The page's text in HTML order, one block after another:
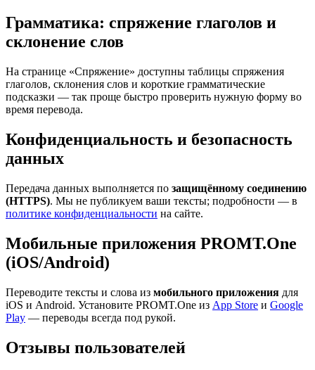
Грамматика: спряжение глаголов и
склонение слов
На странице «Спряжение» доступны таблицы спряжения
глаголов, склонения слов и короткие грамматические
подсказки — так проще быстро проверить нужную форму во
время перевода.
Конфиденциальность и безопасность
данных
Передача данных выполняется по защищённому соединению
(HTTPS). Мы не публикуем ваши тексты; подробности — в
политике конфиденциальности на сайте.
Мобильные приложения PROMT.One
(iOS/Android)
Переводите тексты и слова из мобильного приложения для
iOS и Android. Установите PROMT.One из App Store и Google
Play — переводы всегда под рукой.
Отзывы пользователей